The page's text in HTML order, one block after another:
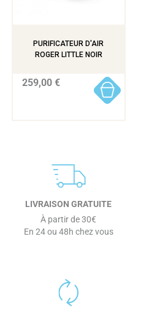
PURIFICATEUR D'AIR
ROGER LITTLE NOIR
259,00 €
LIVRAISON GRATUITE
À partir de 30€
En 24 ou 48h chez vous